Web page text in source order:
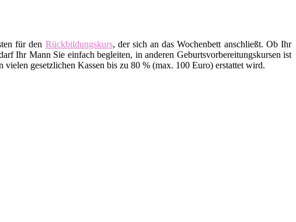
für den Rückbildungskurs, der sich an das Wochenbett anschließt. Ob Ihr
Ihr Mann Sie einfach begleiten, in anderen Geburtsvorbereitungskursen ist
gesetzlichen Kassen bis zu 80 % (max. 100 Euro) erstattet wird.